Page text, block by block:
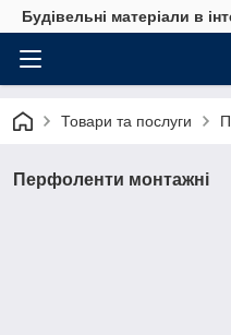
Будівельні матеріали в
Товари та послуги
Перфоленти монтажні